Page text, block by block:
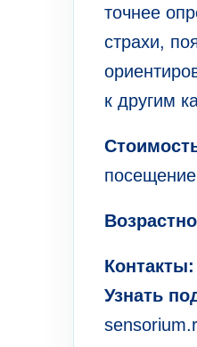
точнее
страхи,
к другим
Контакты:
Узнать